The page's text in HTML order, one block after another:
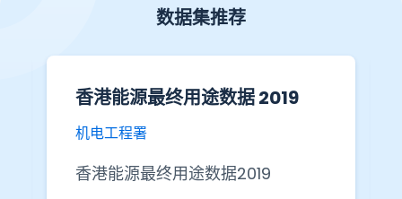
数据集推荐
香港能源最终用途数据 2019
机电工程署
香港能源最终用途数据2019